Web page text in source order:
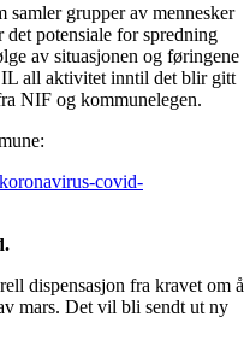
grupper av mennesker
det potensiale for spredning
av situasjonen og føringene
all aktivitet inntil det blir gitt
NIF og kommunelegen.
covid-
dispensasjon fra kravet om å
mars. Det vil bli sendt ut ny